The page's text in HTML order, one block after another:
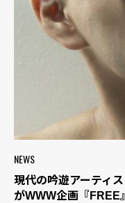
NEWS
現代の吟遊アーティ
がWWW企画『FREE